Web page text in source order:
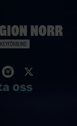
oss